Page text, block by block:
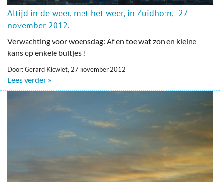
Altijd in de weer, met het weer, in Zuidhorn, 27
november 2012.
Verwachting voor woensdag: Af en toe wat zon en kleine
kans op enkele buitjes !
Door: Gerard Kiewiet, 27 november 2012
Lees verder »